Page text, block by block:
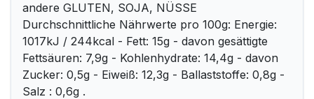
andere GLUTEN, SOJA, NÜSSE
Durchschnittliche Nährwerte pro 100g: Energie:
1017kJ / 244kcal - Fett: 15g - davon gesättigte
Fettsäuren: 7,9g - Kohlenhydrate: 14,4g - davon
Zucker: 0,5g - Eiweiß: 12,3g - Ballaststoffe: 0,8g -
Salz : 0,6g .